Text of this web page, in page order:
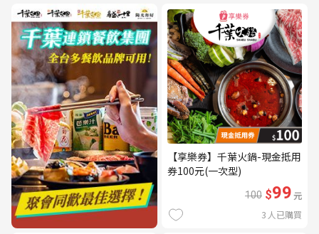
【享樂券】千葉火鍋-現金抵用
券100元(一次型)
100 $99元
3 人已購買